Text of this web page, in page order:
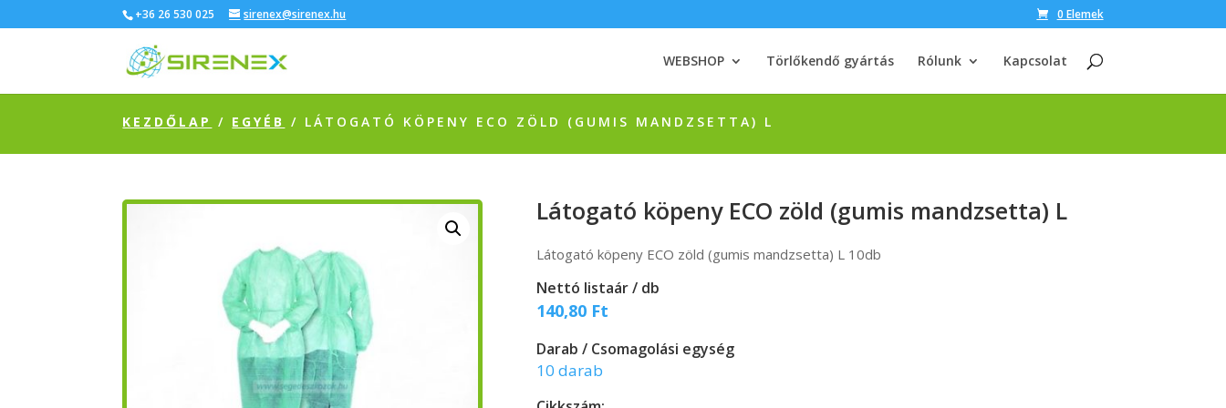
+36 26 530 025 sirenex@sirenex.hu 0 Elemek
WEBSHOP Törlőkendő gyártás Rólunk Kapcsolat
KEZDŐLAP / EGYÉB / LÁTOGATÓ KÖPENY ECO ZÖLD (GUMIS MANDZSETTA) L
Látogató köpeny ECO zöld (gumis mandzsetta) L
Látogató köpeny ECO zöld (gumis mandzsetta) L 10db
Nettó listaár / db
140,80 Ft
Darab / Csomagolási egység
10 darab